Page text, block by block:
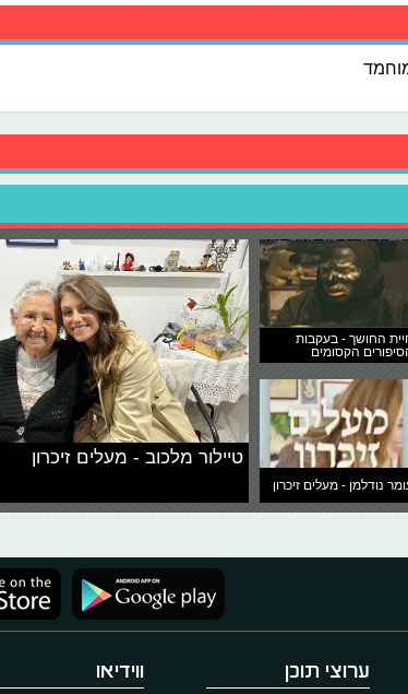
החושך - בעקבות
הקסומים
נודלמן - מעלים זיכרון
טיילור מלכוב - מעלים זיכרון
ערוצי תוכן ווידיאו